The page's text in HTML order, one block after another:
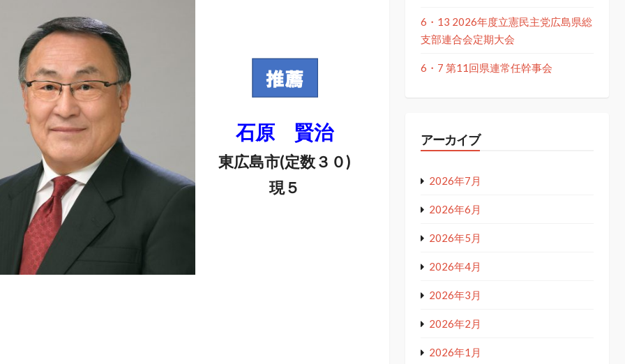
石原 賢治
東広島市(定数３０)
現５
6・13 2026年度立憲民主党広島県総
支部連合会定期大会
6・7 第11回県連常任幹事会
アーカイブ
2026年7月
2026年6月
2026年5月
2026年4月
2026年3月
2026年2月
2026年1月